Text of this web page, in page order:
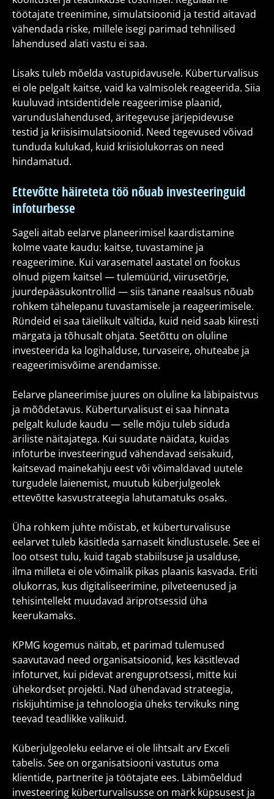
töötajate treenimine, simulatsioonid ja testid aitavad
vähendada riske, millele isegi parimad tehnilised
lahendused alati vastu ei saa.
Lisaks tuleb mõelda vastupidavusele. Küberturvalisus
ei ole pelgalt kaitse, vaid ka valmisolek reageerida. Siia
kuuluvad intsidentidele reageerimise plaanid,
varunduslahendused, äritegevuse järjepidevuse
testid ja kriisisimulatsioonid. Need tegevused võivad
tunduda kulukad, kuid kriisiolukorras on need
hindamatud.
Ettevõtte häireteta töö nõuab investeeringuid
infoturbesse
Sageli aitab eelarve planeerimisel kaardistamine
kolme vaate kaudu: kaitse, tuvastamine ja
reageerimine. Kui varasematel aastatel on fookus
olnud pigem kaitsel — tulemüürid, viirusetõrje,
juurdepääsukontrollid — siis tänane reaalsus nõuab
rohkem tähelepanu tuvastamisele ja reageerimisele.
Ründeid ei saa täielikult vältida, kuid neid saab kiiresti
märgata ja tõhusalt ohjata. Seetõttu on oluline
investeerida ka logihalduse, turvaseire, ohuteabe ja
reageerimisvõime arendamisse.
Eelarve planeerimise juures on oluline ka läbipaistvus
ja mõõdetavus. Küberturvalisust ei saa hinnata
pelgalt kulude kaudu — selle mõju tuleb siduda
äriliste näitajatega. Kui suudate näidata, kuidas
infoturbe investeeringud vähendavad seisakuid,
kaitsevad mainekahju eest või võimaldavad uutele
turgudele laienemist, muutub küberjulgeolek
ettevõtte kasvustrateegia lahutamatuks osaks.
Üha rohkem juhte mõistab, et küberturvalisuse
eelarvet tuleb käsitleda sarnaselt kindlustusele. See ei
loo otsest tulu, kuid tagab stabiilsuse ja usalduse,
ilma milleta ei ole võimalik pikas plaanis kasvada. Eriti
olukorras, kus digitaliseerimine, pilveteenused ja
tehisintellekt muudavad äriprotsessid üha
keerukamaks.
KPMG kogemus näitab, et parimad tulemused
saavutavad need organisatsioonid, kes käsitlevad
infoturvet, kui pidevat arenguprotsessi, mitte kui
ühekordset projekti. Nad ühendavad strateegia,
riskijuhtimise ja tehnoloogia üheks tervikuks ning
teevad teadlikke valikuid.
Küberjulgeoleku eelarve ei ole lihtsalt arv Exceli
tabelis. See on organisatsiooni vastutus oma
klientide, partnerite ja töötajate ees. Läbimõeldud
investeering küberturvalisusse on märk küpsusest ja